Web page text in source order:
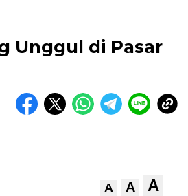
Unggul di Pasar
A A A